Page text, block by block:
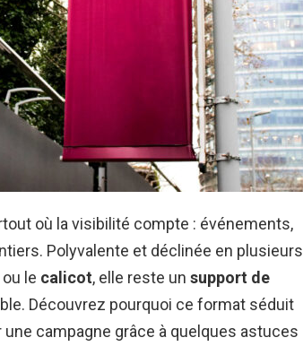
où la visibilité compte : événements,
Polyvalente et déclinée en plusieurs
ou le calicot, elle reste un support de
Découvrez pourquoi ce format séduit
campagne grâce à quelques astuces